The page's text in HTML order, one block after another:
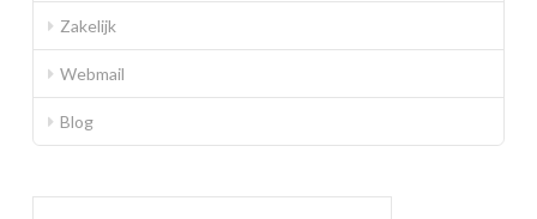
Zakelijk
Webmail
Blog